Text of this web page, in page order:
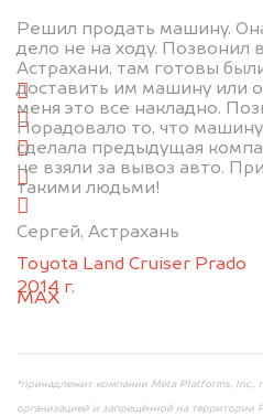
Решил продать машину.
дело не на ходу. Позвонил
Астрахани, там готовы
доставить им машину или
меня это все накладно.
Порадовало то, что
сделала предыдущая
не взяли за вывоз авто.
такими людьми!
Сергей, Астрахань
Toyota Land Cruiser Prado
2014 г.
1. Сфотографируйте
спереди
сзади
слева
справа
+79584983298 по
MAX
*принадлежит компании Meta Platforms, Inc.,
организацией и запрещённой на территории